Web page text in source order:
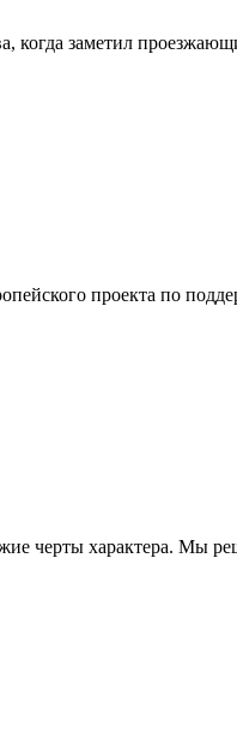
когда заметил
проекта по
черты характера. Мы